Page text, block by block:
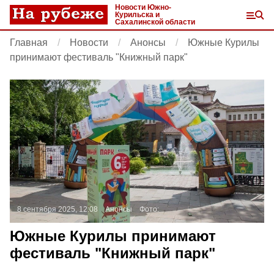
Новости Южно-
Курильска и
Сахалинской области
Главная Новости Анонсы
Южные Курилы
принимают фестиваль "Книжный парк"
8 сентября 2025, 12:08 Анонсы Фото:
Южные Курилы принимают
фестиваль "Книжный парк"